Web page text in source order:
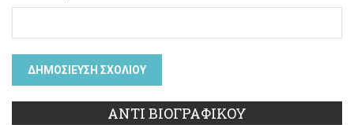
ΑΝΤΙ ΒΙΟΓΡΑΦΙΚΟΥ